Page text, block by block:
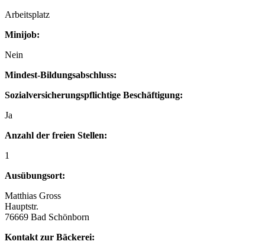
Arbeitsplatz
Minijob:
Nein
Mindest-Bildungsabschluss:
Sozialversicherungspflichtige Beschäftigung:
Ja
Anzahl der freien Stellen:
1
Ausübungsort:
Matthias Gross
Hauptstr.
76669 Bad Schönborn
Kontakt zur Bäckerei: